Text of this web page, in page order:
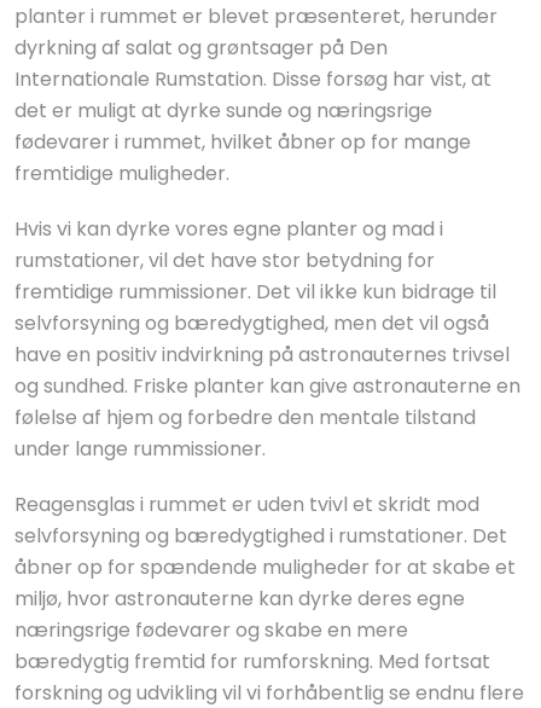
planter i rummet er blevet præsenteret, herunder
dyrkning af salat og grøntsager på Den
Internationale Rumstation. Disse forsøg har vist, at
det er muligt at dyrke sunde og næringsrige
fødevarer i rummet, hvilket åbner op for mange
fremtidige muligheder.
Hvis vi kan dyrke vores egne planter og mad i
rumstationer, vil det have stor betydning for
fremtidige rummissioner. Det vil ikke kun bidrage til
selvforsyning og bæredygtighed, men det vil også
have en positiv indvirkning på astronauternes trivsel
og sundhed. Friske planter kan give astronauterne en
følelse af hjem og forbedre den mentale tilstand
under lange rummissioner.
Reagensglas i rummet er uden tvivl et skridt mod
selvforsyning og bæredygtighed i rumstationer. Det
åbner op for spændende muligheder for at skabe et
miljø, hvor astronauterne kan dyrke deres egne
næringsrige fødevarer og skabe en mere
bæredygtig fremtid for rumforskning. Med fortsat
forskning og udvikling vil vi forhåbentlig se endnu flere